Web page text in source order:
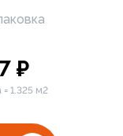
₽
= 1.325 м2